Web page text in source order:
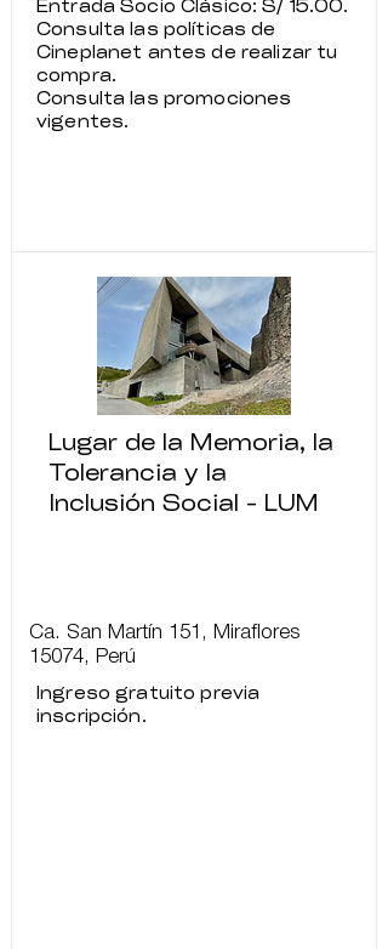
Entrada Socio Clásico: S/ 15.00.
Consulta las políticas de
Cineplanet antes de realizar tu
compra.
Consulta las promociones
vigentes.
Lugar de la Memoria, la
Tolerancia y la
Inclusión Social - LUM
Ca. San Martín 151, Miraflores
15074, Perú
Ingreso gratuito previa
inscripción.